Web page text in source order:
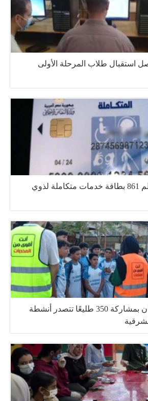
استقبال طلاب المرحلة الأولى
تضامن الشرقية تسلم 861 بطاقة خدمات متكاملة لذوي
ورش مكافحة الإدمان بمشاركة 350 طليعًا تتصدر أنشطة